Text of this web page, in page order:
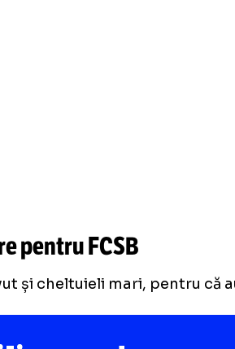
pentru FCSB
și cheltuieli mari, pentru